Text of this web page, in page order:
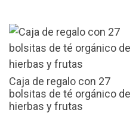
Caja de regalo con 27
bolsitas de té orgánico de
hierbas y frutas